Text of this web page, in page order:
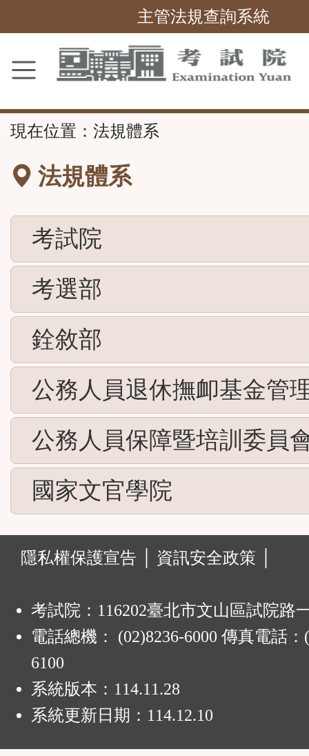
內
容
主管法規查詢系統
現在位置： 法規體系
法規體系
考試院
考選部
銓敘部
公務人員退休撫卹基金管
公務人員保障暨培訓委員
國家文官學院
隱私權保護宣告 │ 資訊安全政策 │
考試院：116202臺北市文山區試院路
電話總機： (02)8236-6000 傳真電話：
6100
系統版本： 114.11.28
系統更新日期： 114.12.10